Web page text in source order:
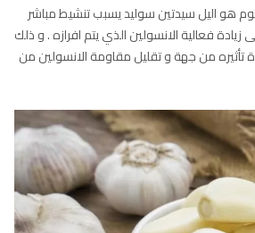
هو اليل سيدتين سوليد يسبب تنشيط مباشر
زيادة فعالية الانسولين الذي يتم افرازه . و ذلك
من جهة و تقليل مقاومة الانسولين من